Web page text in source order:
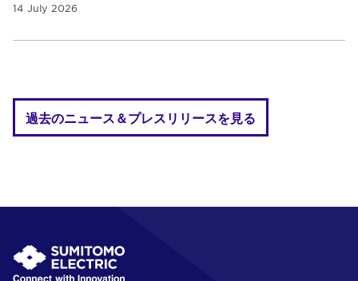
14 July 2026
過去のニュース＆プレスリリースを見る